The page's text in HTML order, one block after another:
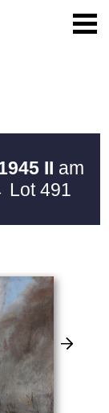
II am
Lot 491